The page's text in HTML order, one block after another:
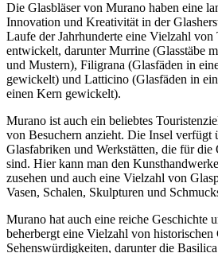
Die Glasbläser von Murano haben eine
Innovation und Kreativität in der
Laufe der Jahrhunderte eine Vielzahl von
entwickelt, darunter Murrine (Glasstäbe
und Mustern), Filigrana (Glasfäden in
gewickelt) und Latticino (Glasfäden in
einen Kern gewickelt).
Murano ist auch ein beliebtes
von Besuchern anzieht. Die Insel verfügt
Glasfabriken und Werkstätten, die für
sind. Hier kann man den
zusehen und auch eine Vielzahl von
Vasen, Schalen, Skulpturen und
Murano hat auch eine reiche Geschichte
beherbergt eine Vielzahl von historischen
Sehenswürdigkeiten, darunter die